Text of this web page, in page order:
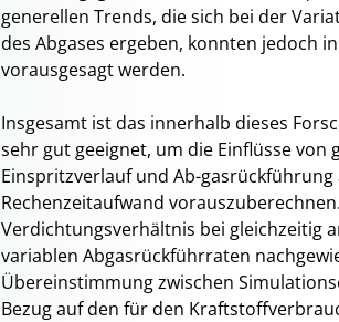
generellen Trends, die sich bei der
des Abgases ergeben, konnten jedoch
vorausgesagt werden.
Insgesamt ist das innerhalb dieses
sehr gut geeignet, um die Einflüsse
Einspritzverlauf und Ab-
Rechenzeitaufwand
Verdichtungsverhältnis bei gleichzeitig
variablen Abgasrückführraten
Übereinstimmung zwischen
Bezug auf den für den